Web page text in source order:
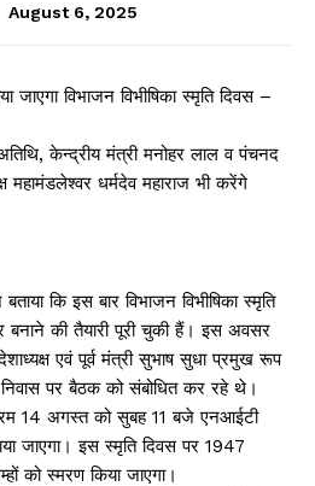
August 6, 2025
जाएगा विभाजन विभीषिका स्मृति दिवस –
केन्द्रीय मंत्री मनोहर लाल व पंचनद
महामंडलेश्वर धर्मदेव महाराज भी करेंगे
कि इस बार विभाजन विभीषिका स्मृति
बनाने की तैयारी पूरी चुकी हैं। इस अवसर
एवं पूर्व मंत्री सुभाष सुधा प्रमुख रूप
पर बैठक को संबोधित कर रहे थे।
14 अगस्त को सुबह 11 बजे एनआईटी
जाएगा। इस स्मृति दिवस पर 1947
को स्मरण किया जाएगा।